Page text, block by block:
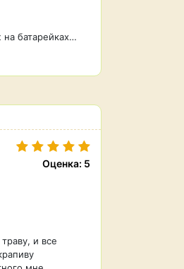
батарейках…
Оценка: 5
и все